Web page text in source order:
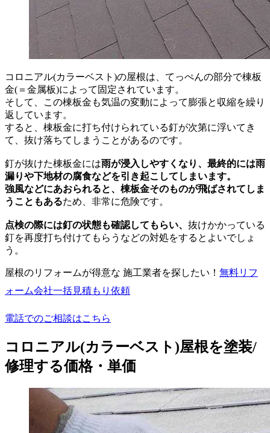
コロニアル(カラーベスト)の屋根は、てっぺんの部分で棟板
金(＝金属板)によって固定されています。
そして、この棟板金も気温の変動によって膨張と収縮を繰り
返しています。
すると、棟板金に打ち付けられている釘が次第に浮いてき
て、抜け落ちてしまうことがあるのです。
釘が抜けた棟板金には雨が浸入しやすくなり、最終的には雨
漏りや下地材の腐食などを引き起こしてしまいます。
強風などにあおられると、棟板金そのものが飛ばされてしま
うこともあるため、非常に危険です。
点検の際には釘の状態も確認してもらい、 抜けかかっている
釘を再度打ち付けてもらうなどの対処をするとよいでしょ
う。
屋根のリフォームが得意な 施工業者を探したい！ 無料リフ
ォーム会社一括見積もり依頼
電話でのご相談はこちら
コロニアル(カラーベスト)屋根を塗装/
修理する価格・単価